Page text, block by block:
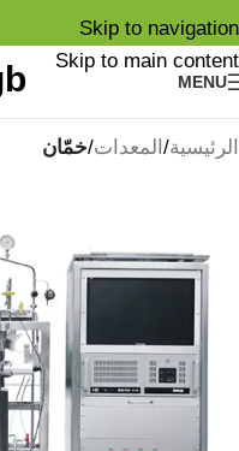
Skip to navigation
Skip to main content
MENU
الرئيسية المعدات خمّان